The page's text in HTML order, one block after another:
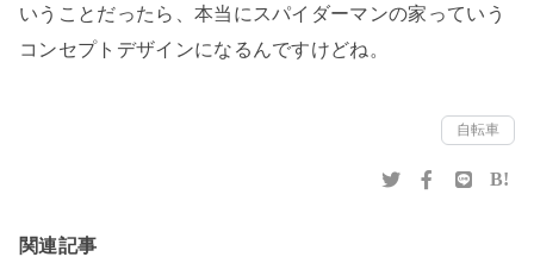
いうことだったら、本当にスパイダーマンの家っていう
コンセプトデザインになるんですけどね。
自転車
B!
関連記事